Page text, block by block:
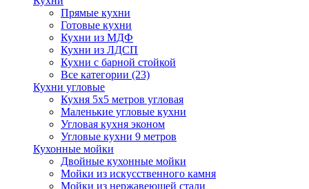
Прямые кухни
Готовые кухни
Кухни из МДФ
Кухни из ЛДСП
Кухни с барной стойкой
Все категории (23)
Кухни угловые
Кухня 5х5 метров угловая
Маленькие угловые кухни
Угловая кухня эконом
Угловые кухни 9 метров
Кухонные мойки
Двойные кухонные мойки
Мойки из искусственного камня
Мойки из нержавеющей стали